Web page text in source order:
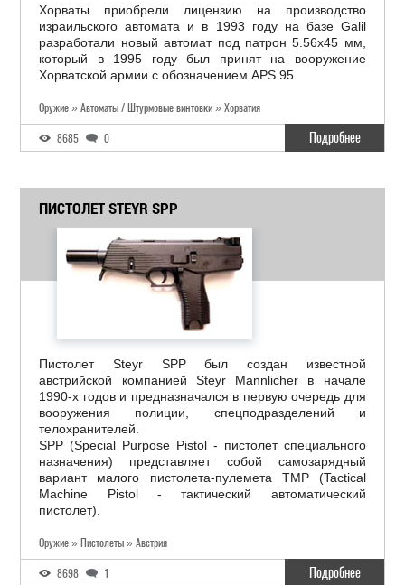
Хорваты приобрели лицензию на производство
израильского автомата и в 1993 году на базе Galil
разработали новый автомат под патрон 5.56х45 мм,
который в 1995 году был принят на вооружение
Хорватской армии с обозначением APS 95.
Оружие » Автоматы / Штурмовые винтовки » Хорватия
8685 0 Подробнее
ПИСТОЛЕТ STEYR SPP
Пистолет Steyr SPP был создан известной
австрийской компанией Steyr Mannlicher в начале
1990-х годов и предназначался в первую очередь для
вооружения полиции, спецподразделений и
телохранителей.
SPP (Special Purpose Pistol - пистолет специального
назначения) представляет собой самозарядный
вариант малого пистолета-пулемета ТМР (Tactical
Machine Pistol - тактический автоматический
пистолет).
Оружие » Пистолеты » Австрия
8698 1 Подробнее